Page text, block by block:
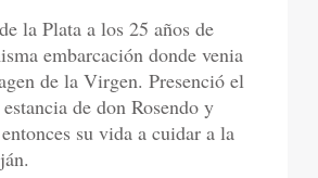
la Plata a los 25 años de
embarcación donde venia
de la Virgen. Presenció el
de don Rosendo y
su vida a cuidar a la